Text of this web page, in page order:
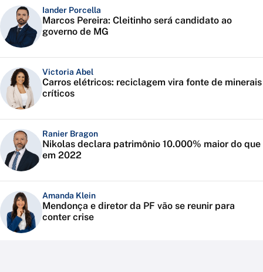
Iander Porcella
Marcos Pereira: Cleitinho será candidato ao
governo de MG
Victoria Abel
Carros elétricos: reciclagem vira fonte de minerais
críticos
Ranier Bragon
Nikolas declara patrimônio 10.000% maior do que
em 2022
Amanda Klein
Mendonça e diretor da PF vão se reunir para
conter crise